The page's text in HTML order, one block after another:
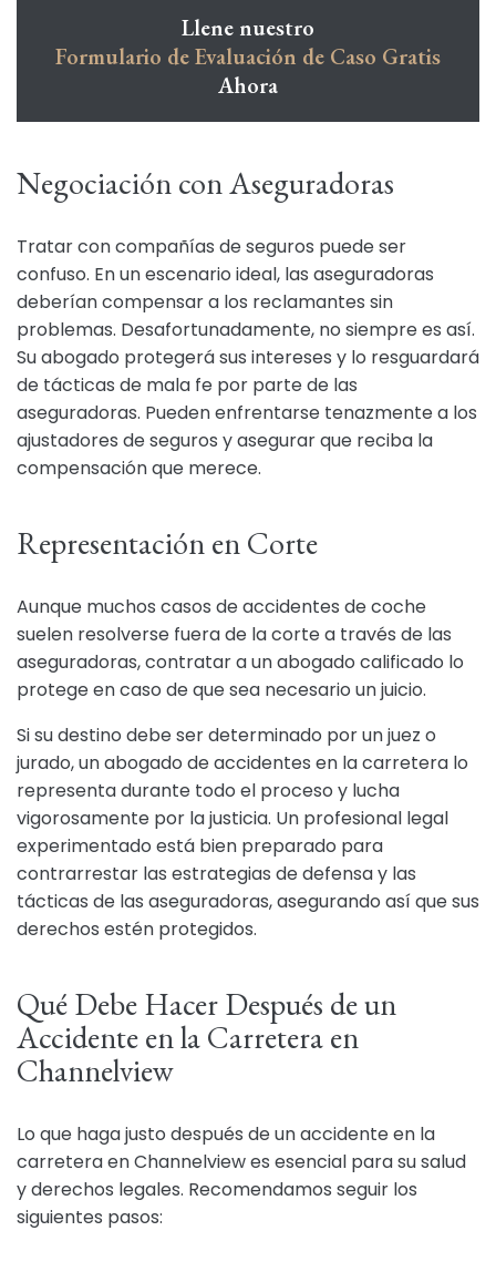
Llene nuestro
Formulario de Evaluación de Caso Gratis
Ahora
Negociación con Aseguradoras
Tratar con compañías de seguros puede ser
confuso. En un escenario ideal, las aseguradoras
deberían compensar a los reclamantes sin
problemas. Desafortunadamente, no siempre es así.
Su abogado protegerá sus intereses y lo resguardará
de tácticas de mala fe por parte de las
aseguradoras. Pueden enfrentarse tenazmente a los
ajustadores de seguros y asegurar que reciba la
compensación que merece.
Representación en Corte
Aunque muchos casos de accidentes de coche
suelen resolverse fuera de la corte a través de las
aseguradoras, contratar a un abogado calificado lo
protege en caso de que sea necesario un juicio.
Si su destino debe ser determinado por un juez o
jurado, un abogado de accidentes en la carretera lo
representa durante todo el proceso y lucha
vigorosamente por la justicia. Un profesional legal
experimentado está bien preparado para
contrarrestar las estrategias de defensa y las
tácticas de las aseguradoras, asegurando así que sus
derechos estén protegidos.
Qué Debe Hacer Después de un
Accidente en la Carretera en
Channelview
Lo que haga justo después de un accidente en la
carretera en Channelview es esencial para su salud
y derechos legales. Recomendamos seguir los
siguientes pasos: